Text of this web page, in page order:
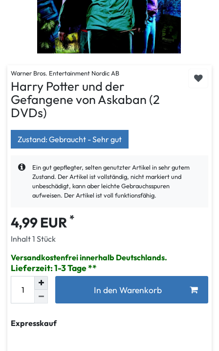
Warner Bros. Entertainment Nordic AB
Harry Potter und der
Gefangene von Askaban (2
DVDs)
Zustand: Gebraucht - Sehr gut
Ein gut gepflegter, selten genutzter Artikel in sehr gutem
Zustand. Der Artikel ist vollständig, nicht markiert und
unbeschädigt, kann aber leichte Gebrauchsspuren
aufweisen. Der Artikel ist voll funktionsfähig.
4,99 EUR *
Inhalt1 Stück
Versandkostenfrei innerhalb Deutschlands.
Lieferzeit: 1-3 Tage
In den Warenkorb
Expresskauf